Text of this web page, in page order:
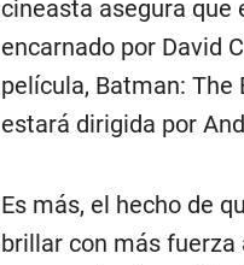
cineasta asegura que
encarnado por David
película, Batman: The
estará dirigida por
Es más, el hecho de
brillar con más fuerza